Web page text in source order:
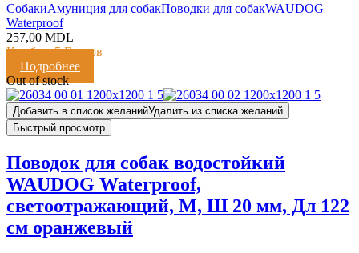
CобакиАмуниция для собакПоводки для собакWAUDOG
Waterproof
257,00 MDL
Кешбэк:5 Баллов
Подробнее
Out of stock
Добавить в список желанийУдалить из списка желаний
Быстрый просмотр
Поводок для собак водостойкий
WAUDOG Waterproof,
светоотражающий, M, Ш 20 мм, Дл 122
см оранжевый